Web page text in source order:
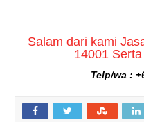
Salam dari kami
14001
Telp/wa :